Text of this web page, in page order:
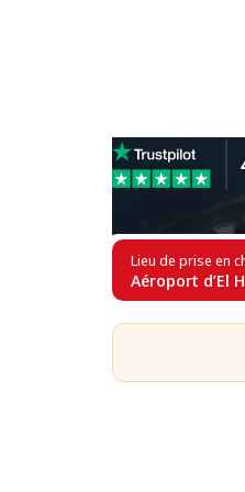
Lieu de prise en
Aéroport d’El